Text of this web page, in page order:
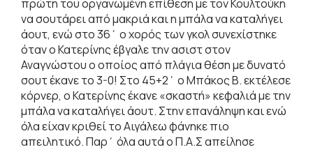
πρώτη του οργανωμένη επίθεση με τον Κουλτούκη
να σουτάρει από μακριά και η μπάλα να καταλήγει
άουτ, ενώ στο 36΄ ο χορός των γκολ συνεχίστηκε
όταν ο Κατερίνης έβγαλε την ασιστ στον
Αναγνώστου ο οποίος από πλάγια θέση με δυνατό
σουτ έκανε το 3-0! Στο 45+2΄ ο Μπάκος Β. εκτέλεσε
κόρνερ, ο Κατερίνης έκανε «σκαστή» κεφαλιά με την
μπάλα να καταλήγει άουτ. Στην επανάληψη και ενώ
όλα είχαν κριθεί το Αιγάλεω φάνηκε πιο
απειλητικό. Παρ΄ όλα αυτά ο Π.Α.Σ απείλησε